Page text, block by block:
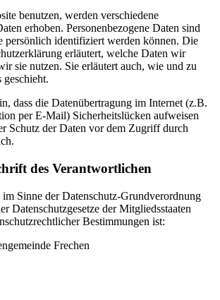
benutzen, werden verschiedene
erhoben. Personenbezogene Daten sind
persönlich identifiziert werden können. Die
erläutert, welche Daten wir
sie nutzen. Sie erläutert auch, wie und zu
dass die Datenübertragung im Internet (z.B.
per E-Mail) Sicherheitslücken aufweisen
Schutz der Daten vor dem Zugriff durch
des Verantwortlichen
Sinne der Datenschutz-Grundverordnung
Datenschutzgesetze der Mitgliedsstaaten
Bestimmungen ist:
Frechen